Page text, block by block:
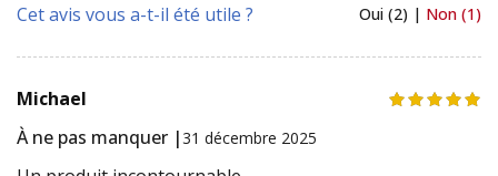
Cet avis vous a-t-il été utile ? Oui (2) | Non (1)
Michael
À ne pas manquer |31 décembre 2025